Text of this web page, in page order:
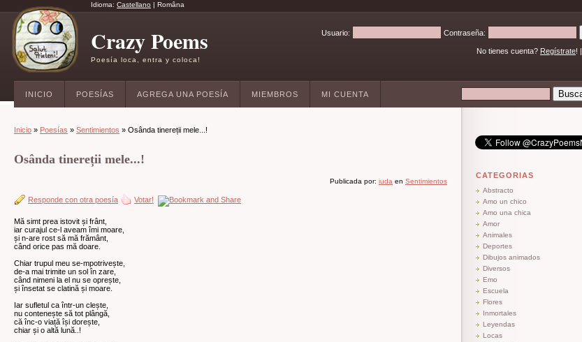
Idioma: Castellano | Româna
Crazy Poems
Poesía loca, entra y coloca!
Usuario: Contraseña:
No tienes cuenta? Regístrate! |
INICIO POESÍAS AGREGA UNA POESÍA MIEMBROS MI CUENTA
Inicio » Poesías » Sentimientos » Osânda tinereții mele...!
Osânda tinereții mele...!
Publicada por: iuda en Sentimientos
Responde con otra poesía Votar!
Mă simt prea istovit și frânt,
iar curajul ce-l aveam îmi moare,
și n-are rost să mă frământ,
când orice pas mă doare.
Chiar trupul meu se-mpotrivește,
de-a mai trimite un sol în zare,
când nimeni la el nu se oprește,
și însetat se clatină și moare.
Iar sufletul ca într-un clește,
nu contenește să tot plângă,
că înc-o viață își dorește,
chiar și o altă lună..!
CATEGORIAS
Abstracto
Amo un chico
Amo una chica
Amor
Animales
Deportes
Dibujos animados
Diversos
Emo
Escuela
Flores
Inmortales
Leyendas
Locas